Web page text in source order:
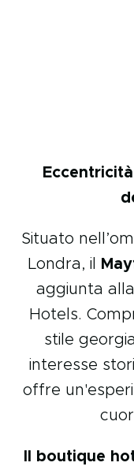
Situato
Londra, il
aggiunta
Hotels.
stile
interesse
offre
Il boutique